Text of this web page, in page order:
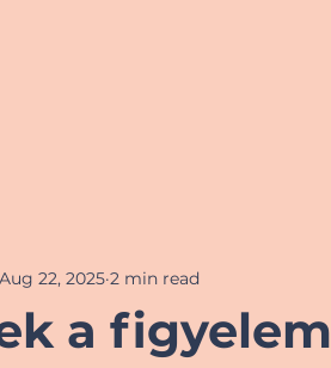
a figyelem
Aug 22, 2025 2 min read